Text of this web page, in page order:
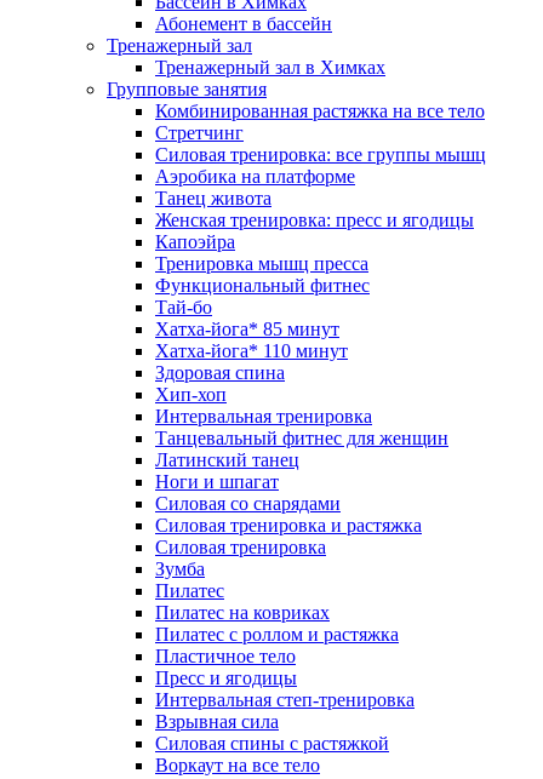
Абонемент в бассейн
Тренажерный зал
Тренажерный зал в Химках
Групповые занятия
Комбинированная растяжка на все тело
Стретчинг
Силовая тренировка: все группы мышц
Аэробика на платформе
Танец живота
Женская тренировка: пресс и ягодицы
Капоэйра
Тренировка мышц пресса
Функциональный фитнес
Тай-бо
Хатха-йога* 85 минут
Хатха-йога* 110 минут
Здоровая спина
Хип-хоп
Интервальная тренировка
Танцевальный фитнес для женщин
Латинский танец
Ноги и шпагат
Силовая со снарядами
Силовая тренировка и растяжка
Силовая тренировка
Зумба
Пилатес
Пилатес на ковриках
Пилатес с роллом и растяжка
Пластичное тело
Пресс и ягодицы
Интервальная степ-тренировка
Взрывная сила
Силовая спины с растяжкой
Воркаут на все тело